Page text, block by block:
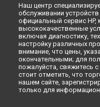
Наш центр
обслуживании
официальный сервис HP,
высококачественные
включая диагностику,
настройку различных
внимание, что цены,
окончательными; для
пожалуйста, свяжитесь
стоит отметить, что
нашем сайте,
только для